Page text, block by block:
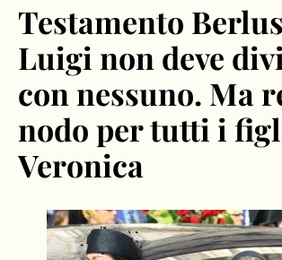
Testamento
Luigi non deve
con nessuno. Ma
nodo per tutti i
Veronica